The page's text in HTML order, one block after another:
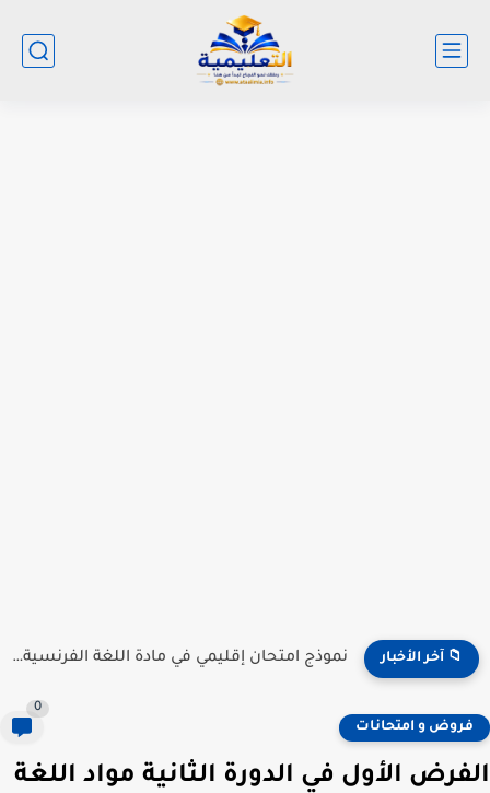
📁 آخر الأخبار نموذج امتحان إقليمي في مادة الرياضيات للمستوى السادس ابتدائي...
فروض و امتحانات
0
الفرض الأول في الدورة الثانية مواد اللغة